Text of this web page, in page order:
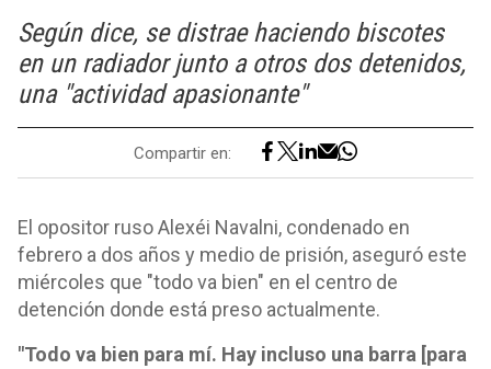
Según dice, se distrae haciendo biscotes
en un radiador junto a otros dos detenidos,
una "actividad apasionante"
Compartir en:
El opositor ruso Alexéi Navalni, condenado en
febrero a dos años y medio de prisión, aseguró este
miércoles que "todo va bien" en el centro de
detención donde está preso actualmente.
"Todo va bien para mí. Hay incluso una barra [para